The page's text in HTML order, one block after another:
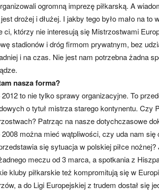
ogromną imprezę piłkarską. A
drożej i dłużej. I jakby tego było mało na
ci, którzy nie interesują się Mistrzostwami
stadionów i dróg firmom prywatnym, bez
i na czas. Nie jest nam potrzebna żadna
nasza forma?
2012 to nie tylko sprawy organizacyjne. To
o tytuł mistrza starego kontynentu.
Patrząc na nasze dotychczasowe
2008 można mieć wątpliwości, czy uda nam
się sytuacja w polskiej piłce
meczu od 3 marca, a spotkania z
kluby piłkarskie też kompromitują się w
a do Ligi Europejskiej z trudem dostał się